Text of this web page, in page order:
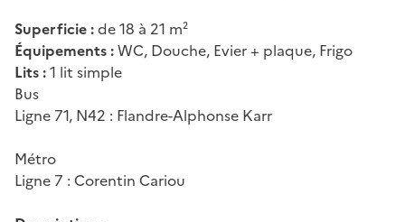
Superficie :de 18 à 21 m²
Équipements :WC, Douche, Evier + plaque, Frigo
Lits :1 lit simple
Bus
Ligne 71, N42 : Flandre-Alphonse Karr
Métro
Ligne 7 : Corentin Cariou